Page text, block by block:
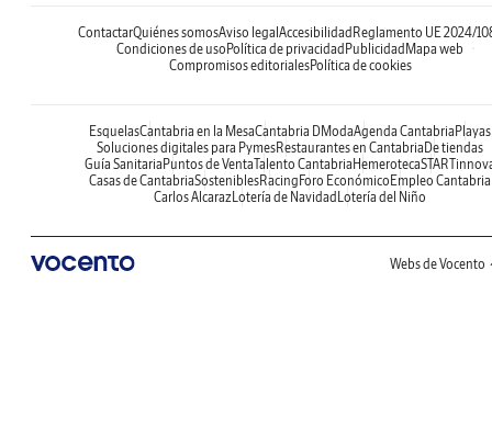
ContactarQuiénes somosAviso legalAccesibilidadReglamento UE 2024/
Condiciones de usoPolítica de privacidadPublicidadMapa web
Compromisos editorialesPolítica de cookies
EsquelasCantabria en la MesaCantabria DModaAgenda CantabriaPlayas
Soluciones digitales para PymesRestaurantes en CantabriaDe tiendas
Guía SanitariaPuntos de VentaTalento CantabriaHemeroteca
Casas de CantabriaSosteniblesRacingForo EconómicoEmpleo Cantabria
Carlos AlcarazLotería de NavidadLotería del Niño
Webs de Vocento